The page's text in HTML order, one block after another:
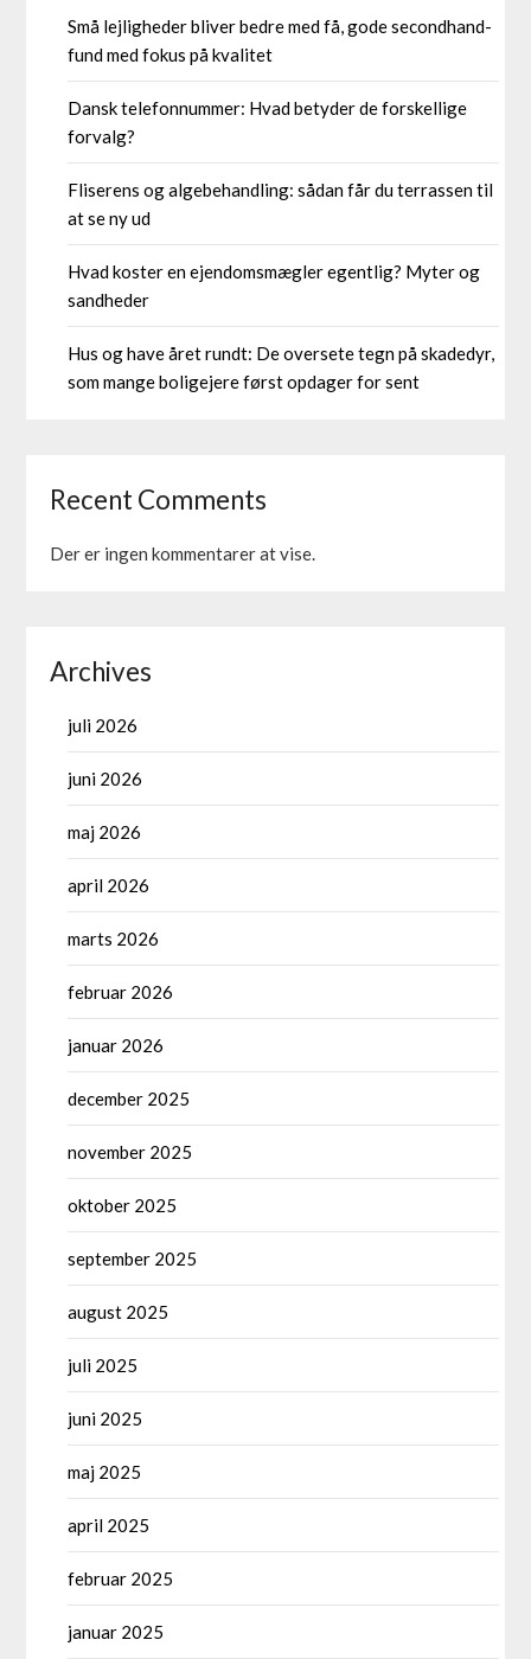
Små lejligheder bliver bedre med få, gode secondhand-
fund med fokus på kvalitet
Dansk telefonnummer: Hvad betyder de forskellige
forvalg?
Fliserens og algebehandling: sådan får du terrassen til
at se ny ud
Hvad koster en ejendomsmægler egentlig? Myter og
sandheder
Hus og have året rundt: De oversete tegn på skadedyr,
som mange boligejere først opdager for sent
Recent Comments
Der er ingen kommentarer at vise.
Archives
juli 2026
juni 2026
maj 2026
april 2026
marts 2026
februar 2026
januar 2026
december 2025
november 2025
oktober 2025
september 2025
august 2025
juli 2025
juni 2025
maj 2025
april 2025
februar 2025
januar 2025